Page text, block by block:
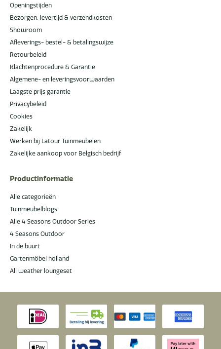
Openingstijden
Bezorgen, levertijd & verzendkosten
Showroom
Afleverings- bestel- & betalingswijze
Retourbeleid
Klachtenprocedure & Garantie
Algemene- en leveringsvoorwaarden
Laagste prijs garantie
Privacybeleid
Cookies
Zakelijk
Werken bij Latour Tuinmeubelen
Zakelijke aankoop voor Belgisch bedrijf
Productinformatie
Alle categorieën
Tuinmeubelblogs
Alle 4 Seasons Outdoor Series
4 Seasons Outdoor
In de buurt
Gartenmöbel holland
All weather loungeset